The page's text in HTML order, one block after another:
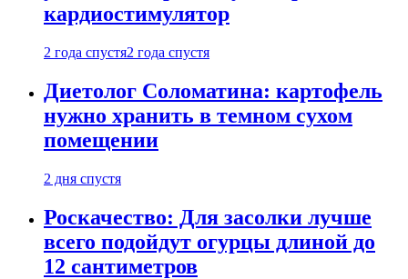
кардиостимулятор
2 года спустя2 года спустя
Диетолог Соломатина: картофель
нужно хранить в темном сухом
помещении
2 дня спустя
Роскачество: Для засолки лучше
всего подойдут огурцы длиной до
12 сантиметров